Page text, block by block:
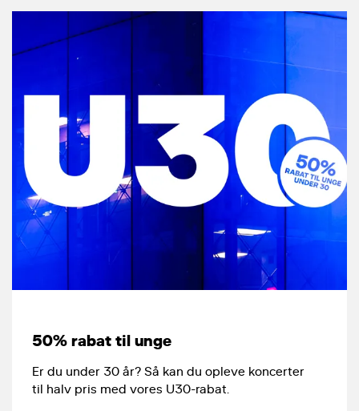
50% rabat til unge
Er du under 30 år? Så kan du opleve koncerter
til halv pris med vores U30-rabat.